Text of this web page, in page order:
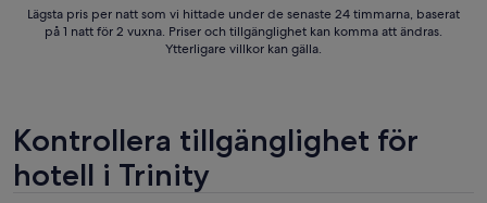
Lägsta pris per natt som vi hittade under de senaste 24 timmarna, baserat
på 1 natt för 2 vuxna. Priser och tillgänglighet kan komma att ändras.
Ytterligare villkor kan gälla.
Kontrollera tillgänglighet för
hotell i Trinity